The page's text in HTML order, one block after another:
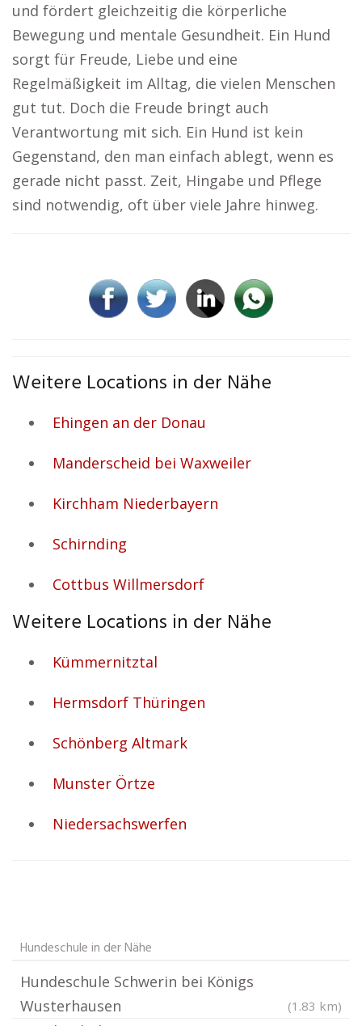
und fördert gleichzeitig die körperliche
Bewegung und mentale Gesundheit. Ein Hund
sorgt für Freude, Liebe und eine
Regelmäßigkeit im Alltag, die vielen Menschen
gut tut. Doch die Freude bringt auch
Verantwortung mit sich. Ein Hund ist kein
Gegenstand, den man einfach ablegt, wenn es
gerade nicht passt. Zeit, Hingabe und Pflege
sind notwendig, oft über viele Jahre hinweg.
Weitere Locations in der Nähe
Ehingen an der Donau
Manderscheid bei Waxweiler
Kirchham Niederbayern
Schirnding
Cottbus Willmersdorf
Weitere Locations in der Nähe
Kümmernitztal
Hermsdorf Thüringen
Schönberg Altmark
Munster Örtze
Niedersachswerfen
Hundeschule in der Nähe
Hundeschule Schwerin bei Königs
Wusterhausen
(1.83 km)